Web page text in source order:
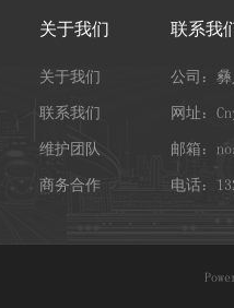
关于我们
关于我们
联系我们
维护团队
商务合作
联系我
公司：
网址：
邮箱：
电话：